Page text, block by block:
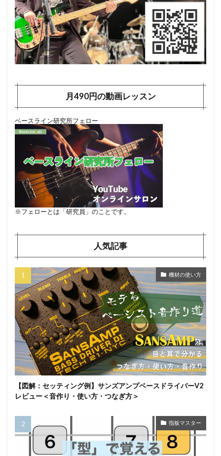
月490円の動画レッスン
ベースライン研究所フェロー
※フェローとは「研究員」のことです。
人気記事
機材の使い方
【図解：セッティング例】サンズアンプベースドライバーV2
レビュー＜音作り・使い方・つなぎ方＞
指板マスター